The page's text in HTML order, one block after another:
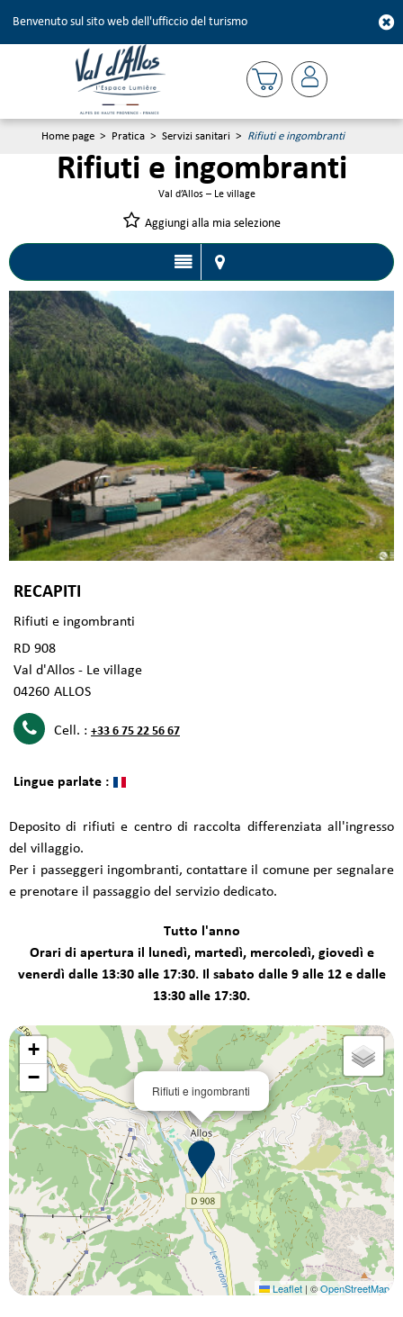
Benvenuto sul sito web dell'ufficcio del turismo
Home page > Pratica > Servizi sanitari > Rifiuti e ingombranti
Rifiuti e ingombranti
Val d’Allos – Le village
Aggiungi alla mia selezione
RECAPITI
Rifiuti e ingombranti
RD 908
Val d'Allos - Le village
04260 ALLOS
Cell. : +33 6 75 22 56 67
Lingue parlate :
Deposito di rifiuti e centro di raccolta differenziata all'ingresso
del villaggio.
Per i passeggeri ingombranti, contattare il comune per segnalare
e prenotare il passaggio del servizio dedicato.
Tutto l'anno
Orari di apertura il lunedì, martedì, mercoledì, giovedì e
venerdì dalle 13:30 alle 17:30. Il sabato dalle 9 alle 12 e dalle
13:30 alle 17:30.
Rifiuti e ingombranti
+
−
Leaflet | ©OpenStreetMap